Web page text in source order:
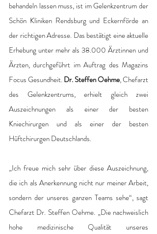
behandeln lassen muss, ist im Gelenkzentrum der
Schön Kliniken Rendsburg und Eckernförde an
der richtigen Adresse. Das bestätigt eine aktuelle
Erhebung unter mehr als 38.000 Ärztinnen und
Ärzten, durchgeführt im Auftrag des Magazins
Focus Gesundheit. Dr. Steffen Oehme, Chefarzt
des Gelenkzentrums, erhielt gleich zwei
Auszeichnungen als einer der besten
Kniechirurgen und als einer der besten
Hüftchirurgen Deutschlands.
„Ich freue mich sehr über diese Auszeichnung,
die ich als Anerkennung nicht nur meiner Arbeit,
sondern der unseres ganzen Teams sehe“, sagt
Chefarzt Dr. Steffen Oehme. „Die nachweislich
hohe medizinische Qualität unseres